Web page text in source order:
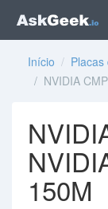
Início / Placas
/ NVIDIA
150M